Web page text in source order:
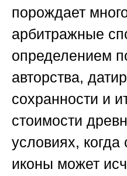
порождает
арбитражные
определением
авторства,
сохранности и
стоимости
условиях, когда
иконы может